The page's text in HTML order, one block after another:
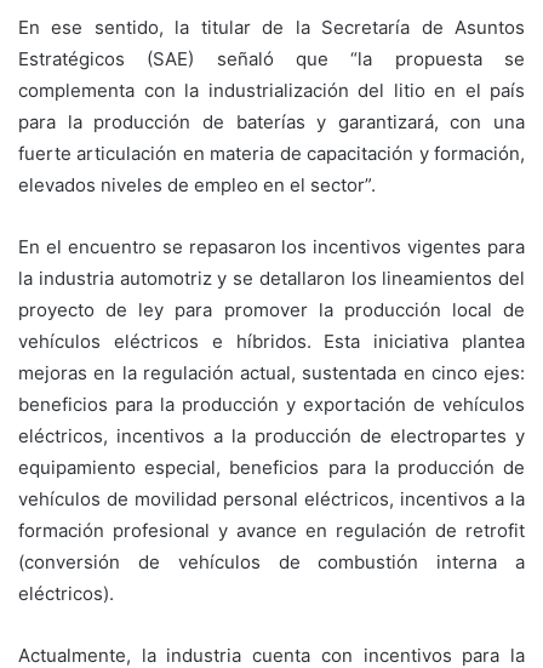
En ese sentido, la titular de la Secretaría de Asuntos
Estratégicos (SAE) señaló que “la propuesta se
complementa con la industrialización del litio en el país
para la producción de baterías y garantizará, con una
fuerte articulación en materia de capacitación y formación,
elevados niveles de empleo en el sector”.
En el encuentro se repasaron los incentivos vigentes para
la industria automotriz y se detallaron los lineamientos del
proyecto de ley para promover la producción local de
vehículos eléctricos e híbridos. Esta iniciativa plantea
mejoras en la regulación actual, sustentada en cinco ejes:
beneficios para la producción y exportación de vehículos
eléctricos, incentivos a la producción de electropartes y
equipamiento especial, beneficios para la producción de
vehículos de movilidad personal eléctricos, incentivos a la
formación profesional y avance en regulación de retrofit
(conversión de vehículos de combustión interna a
eléctricos).
Actualmente, la industria cuenta con incentivos para la